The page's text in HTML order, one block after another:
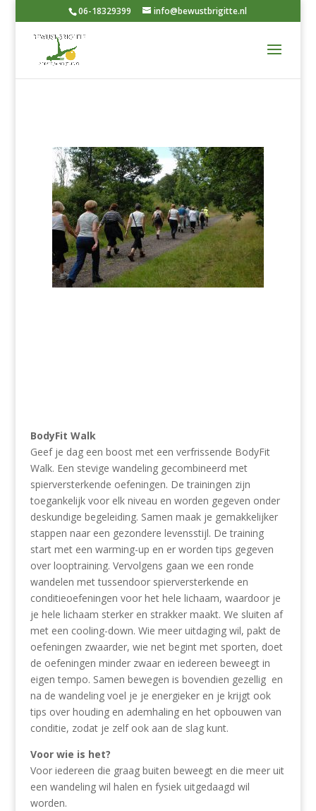
06-18329399 info@bewustbrigitte.nl
BodyFit Walk
Geef je dag een boost met een verfrissende BodyFit
Walk. Een stevige wandeling gecombineerd met
spierversterkende oefeningen. De trainingen zijn
toegankelijk voor elk niveau en worden gegeven onder
deskundige begeleiding. Samen maak je gemakkelijker
stappen naar een gezondere levensstijl. De training
start met een warming-up en er worden tips gegeven
over looptraining. Vervolgens gaan we een ronde
wandelen met tussendoor spierversterkende en
conditieoefeningen voor het hele lichaam, waardoor je
je hele lichaam sterker en strakker maakt. We sluiten af
met een cooling-down. Wie meer uitdaging wil, pakt de
oefeningen zwaarder, wie net begint met sporten, doet
de oefeningen minder zwaar en iedereen beweegt in
eigen tempo. Samen bewegen is bovendien gezellig en
na de wandeling voel je je energieker en je krijgt ook
tips over houding en ademhaling en het opbouwen van
conditie, zodat je zelf ook aan de slag kunt.
Voor wie is het?
Voor iedereen die graag buiten beweegt en die meer uit
een wandeling wil halen en fysiek uitgedaagd wil
worden.